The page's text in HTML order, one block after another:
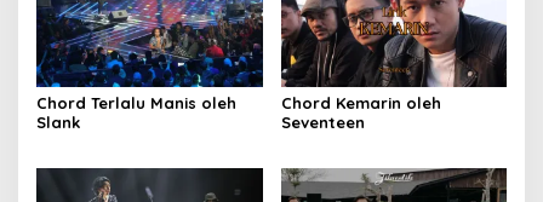
Chord Terlalu Manis oleh
Slank
Chord Kemarin oleh
Seventeen